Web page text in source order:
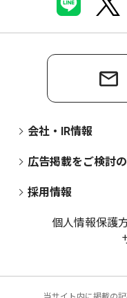
会社・IR情報
広告掲載をご検討
採用情報
個人情報保護